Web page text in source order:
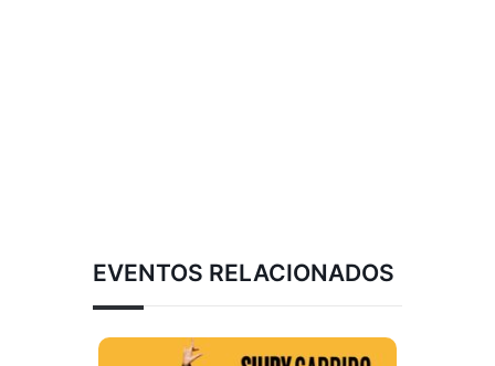
EVENTOS RELACIONADOS